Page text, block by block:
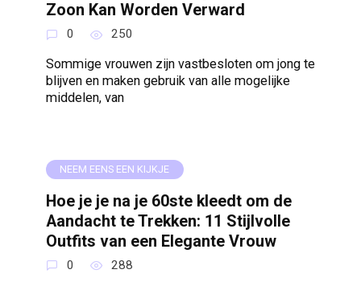
Zoon Kan Worden Verward
0 250
Sommige vrouwen zijn vastbesloten om jong te
blijven en maken gebruik van alle mogelijke
middelen, van
NEEM EENS EEN KIJKJE
Hoe je je na je 60ste kleedt om de
Aandacht te Trekken: 11 Stijlvolle
Outfits van een Elegante Vrouw
0 288